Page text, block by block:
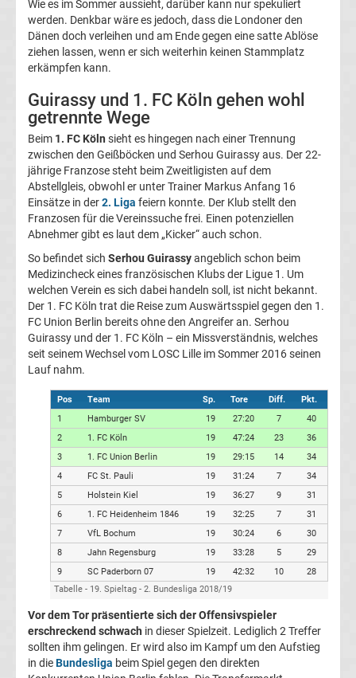
Transfergerüchte
Transferticker
-
Meldungen
vom
Transfermarkt
Trainerentlassungen
Bundesliga
Porträts
Fußball
Bundesliga
Liga
DFB-
Wie es im Sommer aussieht, darüber kann nur spekuliert
werden. Denkbar wäre es jedoch, dass die Londoner den
Dänen doch verleihen und am Ende gegen eine satte Ablöse
ziehen lassen, wenn er sich weiterhin keinen Stammplatz
erkämpfen kann.
Guirassy und 1. FC Köln gehen wohl
getrennte Wege
Beim 1. FC Köln sieht es hingegen nach einer Trennung
zwischen den Geißböcken und Serhou Guirassy aus. Der 22-
jährige Franzose steht beim Zweitligisten auf dem
Abstellgleis, obwohl er unter Trainer Markus Anfang 16
Einsätze in der2. Liga feiern konnte. Der Klub stellt den
Franzosen für die Vereinssuche frei. Einen potenziellen
Abnehmer gibt es laut dem „Kicker“ auch schon.
So befindet sich Serhou Guirassyangeblich schon beim
Medizincheck eines französischen Klubs der Ligue 1. Um
welchen Verein es sich dabei handeln soll, ist nicht bekannt.
Der 1. FC Köln trat die Reise zum Auswärtsspiel gegen den 1.
FC Union Berlin bereits ohne den Angreifer an. Serhou
Guirassy und der 1. FC Köln – ein Missverständnis, welches
seit seinem Wechsel vom LOSC Lille im Sommer 2016 seinen
Lauf nahm.
Pos Team Sp. Tore Diff.
Pkt.
1
Hamburger SV 19 27:20 7
40
2
1. FC Köln 19 47:24 23
36
3
1. FC Union Berlin 19 29:15 14
34
4
FC St. Pauli 19 31:24 7
34
5
Holstein Kiel 19 36:27 9
31
6
1. FC Heidenheim 1846 19 32:25 7
31
7
VfL Bochum 19 30:24 6
30
8
Jahn Regensburg 19 33:28 5
29
9
SC Paderborn 07 19 42:32 10
28
Tabelle - 19. Spieltag - 2. Bundesliga 2018/19
Vor dem Tor präsentierte sich der Offensivspieler
erschreckend schwach in dieser Spielzeit. Lediglich 2 Treffer
sollten ihm gelingen. Er wird also im Kampf um den Aufstieg
in dieBundesliga beim Spiel gegen den direkten